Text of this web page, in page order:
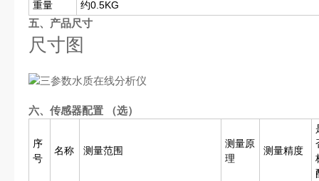
重量
约0.5KG
五、产品尺寸
尺寸图
六、传感器配置 （选）
序
号
名称 测量范围
测量原
理
测量精度